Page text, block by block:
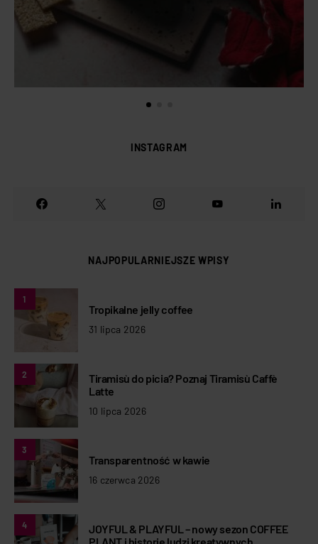
INSTAGRAM
NAJPOPULARNIEJSZE WPISY
1
Tropikalne jelly coffee
31 lipca 2026
2
Tiramisù do picia? Poznaj Tiramisù Caffè
Latte
10 lipca 2026
3
Transparentność w kawie
16 czerwca 2026
4
JOYFUL & PLAYFUL – nowy sezon COFFEE